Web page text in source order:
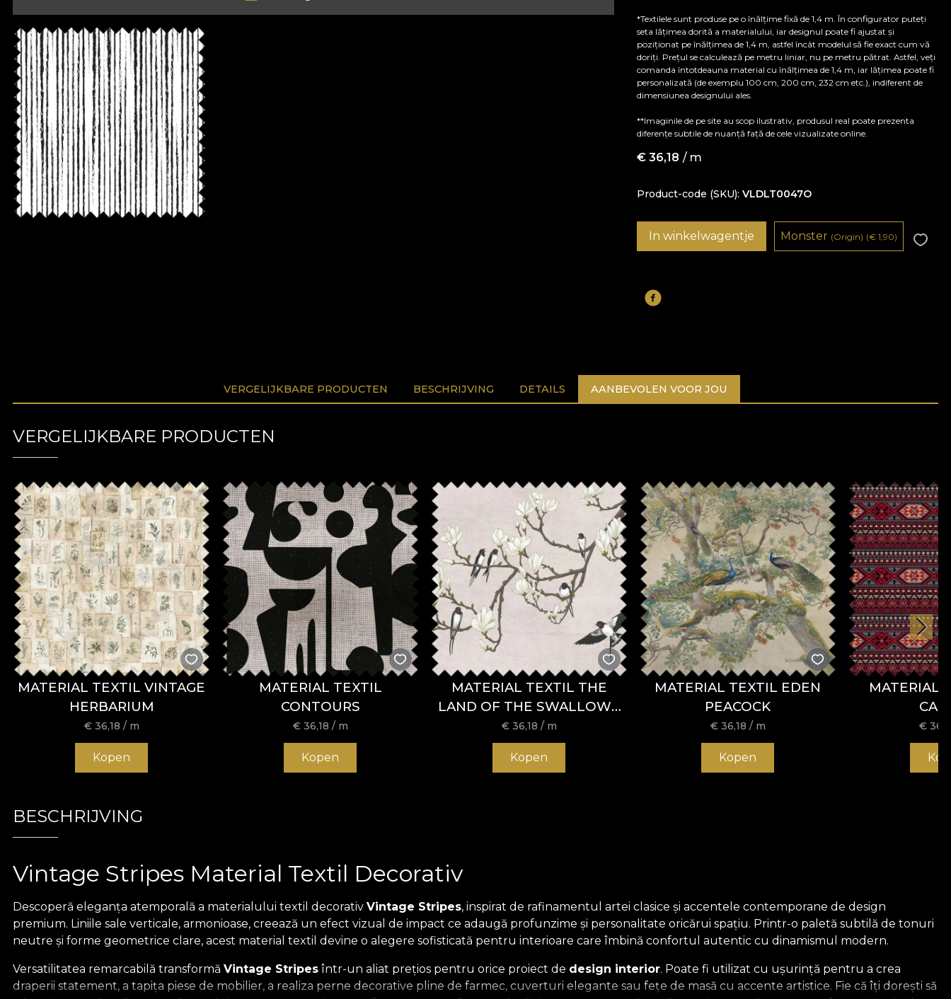
*Textilele sunt produse pe o înălțime fixă de 1,4 m. În configurator puteți
seta lățimea dorită a materialului, iar designul poate fi ajustat și
poziționat pe înălțimea de 1,4 m, astfel încât modelul să fie exact cum vă
doriți. Prețul se calculează pe metru liniar, nu pe metru pătrat. Astfel, veți
comanda întotdeauna material cu înălțimea de 1,4 m, iar lățimea poate fi
personalizată (de exemplu 100 cm, 200 cm, 232 cm etc.), indiferent de
dimensiunea designului ales.
**Imaginile de pe site au scop ilustrativ, produsul real poate prezenta
diferențe subtile de nuanță față de cele vizualizate online.
€36,18 / m
Product-code (SKU) VLDLT0047O
In winkelwagentje Monster (Origin) (€1,90)
VERGELIJKBARE PRODUCTEN BESCHRIJVING DETAILS AANBEVOLEN VOOR JOU
VERGELIJKBARE PRODUCTEN
MATERIAL TEXTIL VINTAGE
HERBARIUM
€ 36,18 / m
Kopen
MATERIAL TEXTIL
CONTOURS
€ 36,18 / m
Kopen
MATERIAL TEXTIL THE
LAND OF THE SWALLOWS
BLACK
€ 36,18 / m
Kopen
MATERIAL TEXTIL EDEN
PEACOCK
€ 36,18 / m
Kopen
MATERIAL
€
BESCHRIJVING
Vintage Stripes Material Textil Decorativ
Descoperă eleganța atemporală a materialului textil decorativ Vintage Stripes, inspirat de rafinamentul artei clasice și accentele contemporane de design
premium. Liniile sale verticale, armonioase, creează un efect vizual de impact ce adaugă profunzime și personalitate oricărui spațiu. Printr-o paletă subtilă de tonuri
neutre și forme geometrice clare, acest material textil devine o alegere sofisticată pentru interioare care îmbină confortul autentic cu dinamismul modern.
Versatilitatea remarcabilă transformă Vintage Stripes într-un aliat prețios pentru orice proiect de design interior. Poate fi utilizat cu ușurință pentru a crea
draperii statement, a tapița piese de mobilier, a realiza perne decorative pline de farmec, cuverturi elegante sau fețe de masă cu accente artistice. Fie că îți dorești să